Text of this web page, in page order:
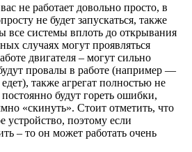
не работает довольно просто, в
не будет запускаться, также
все системы вплоть до открывания
случаях могут проявляться
двигателя – могут сильно
провалы в работе (например —
также агрегат полностью не
будут гореть ошибки,
«скинуть». Стоит отметить, что
устройство, поэтому если
– то он может работать очень